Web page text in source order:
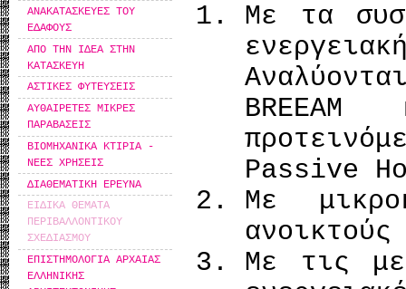
ΑΝΑΚΑΤΑΣΚΕΥΕΣ ΤΟΥ
ΕΔΑΦΟΥΣ
ΑΠΟ ΤΗΝ ΙΔΕΑ ΣΤΗΝ
ΚΑΤΑΣΚΕΥΗ
ΑΣΤΙΚΕΣ ΦΥΤΕΥΣΕΙΣ
ΑΥΘΑΙΡΕΤΕΣ ΜΙΚΡΕΣ
ΠΑΡΑΒΑΣΕΙΣ
ΒΙΟΜΗΧΑΝΙΚΑ ΚΤΙΡΙΑ -
ΝΕΕΣ ΧΡΗΣΕΙΣ
ΔΙΑΘΕΜΑΤΙΚΗ ΕΡΕΥΝΑ
ΕΙΔΙΚΑ ΘΕΜΑΤΑ
ΠΕΡΙΒΑΛΛΟΝΤΙΚΟΥ
ΣΧΕΔΙΑΣΜΟΥ
ΕΠΙΣΤΗΜΟΛΟΓΙΑ ΑΡΧΑΙΑΣ
ΕΛΛΗΝΙΚΗΣ
Με τα
Passive
Με
Με τις